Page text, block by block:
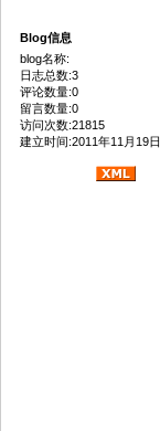
Blog信息
blog名称:
日志总数:3
评论数量:0
留言数量:0
访问次数:21815
建立时间:2011年11月19日